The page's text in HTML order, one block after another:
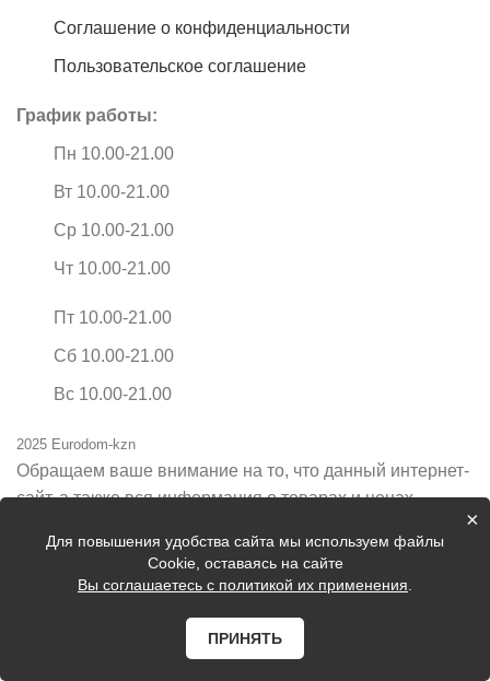
Соглашение о конфиденциальности
Пользовательское соглашение
График работы:
Пн 10.00-21.00
Вт 10.00-21.00
Ср 10.00-21.00
Чт 10.00-21.00
Пт 10.00-21.00
Сб 10.00-21.00
Вс 10.00-21.00
2025 Eurodom-kzn
Обращаем ваше внимание на то, что данный интернет-
сайт, а также вся информация о товарах и ценах,
информационный характер и ни при каких условиях не
является публичной офертой, определяемой
Российской Федерации.
Цены на сайте могут быть неактуальные, уточняйте
×
Для повышения удобства сайта мы используем файлы
Cookie, оставаясь на сайте
Вы соглашаетесь с политикой их применения
ПРИНЯТЬ